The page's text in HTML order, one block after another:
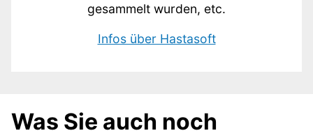
gesammelt wurden, etc.
Infos über Hastasoft
Was Sie auch noch